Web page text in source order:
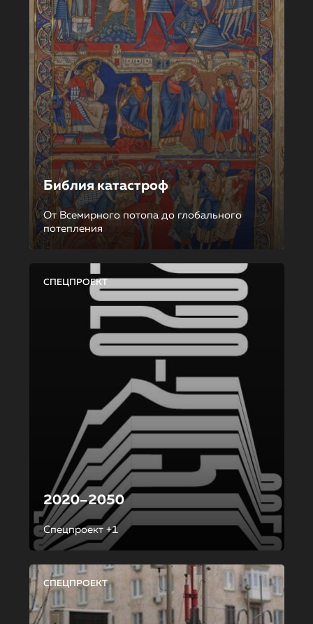
Библия катастроф
От Всемирного потопа до глобального
потепления
СПЕЦПРОЕКТ
2020–2050
Спецпроект +1
СПЕЦПРОЕКТ